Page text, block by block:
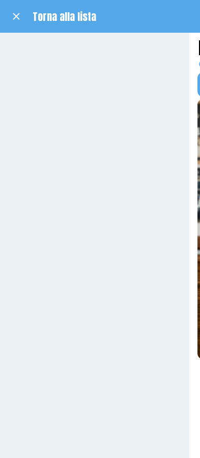
Torna alla lista